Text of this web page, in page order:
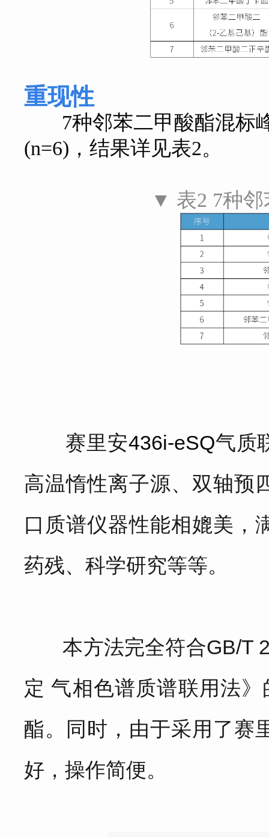
重现性
7种邻苯二甲酸酯混标峰
(n=6)，结果详见表2。
▼ 表2 7种邻
赛里安436i-eSQ气质
高温惰性离子源、双轴预
口质谱仪器性能相媲美，
药残、科学研究等等。
本方法完全符合GB/T
定 气相色谱质谱联用法
酯。同时，由于采用了赛
好，操作简便。